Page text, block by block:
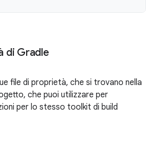
di Gradle
file di proprietà, che si trovano nella
che puoi utilizzare per
per lo stesso toolkit di build